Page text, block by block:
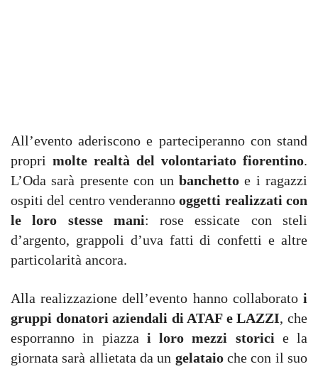
All’evento aderiscono e parteciperanno con stand
propri molte realtà del volontariato fiorentino.
L’Oda sarà presente con un banchettoe i ragazzi
ospiti del centro venderanno oggetti realizzati con
le loro stesse mani: rose essicate con steli
d’argento, grappoli d’uva fatti di confetti e altre
particolarità ancora.
Alla realizzazione dell’evento hanno collaboratoi
gruppi donatori aziendali di ATAF e LAZZI, che
esporranno in piazza i loro mezzi storici e la
giornata sarà allietata da un gelataioche con il suo